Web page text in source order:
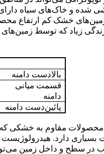
شده و خاک‌های سیاه
خشک کم ارتفاع
زیاد که توسط
بالادست دامنه
قسمت میانی
دامنه
پائین‌دست دامنه
مقاوم به خشکی
دارد. هیدرولوژیست
آب در سطح و داخل زمین